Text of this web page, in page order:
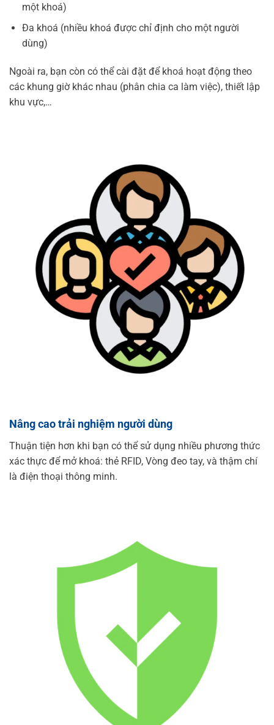
một khoá)
Đa khoá (nhiều khoá được chỉ định cho một người
dùng)
Ngoài ra, bạn còn có thể cài đặt để khoá hoạt động theo
các khung giờ khác nhau (phân chia ca làm việc), thiết lập
khu vực,…
Nâng cao trải nghiệm người dùng
Thuận tiện hơn khi bạn có thể sử dụng nhiều phương thức
xác thực để mở khoá: thẻ RFID, Vòng đeo tay, và thậm chí
là điện thoại thông minh.